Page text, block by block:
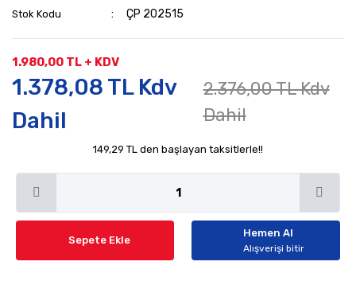
Stok Kodu ÇP 202515
1.980,00 TL + KDV
1.378,08 TL Kdv
Dahil
2.376,00 TL Kdv
Dahil
149,29 TL den başlayan taksitlerle!!
Sepete Ekle
Hemen Al
Alışverişi bitir